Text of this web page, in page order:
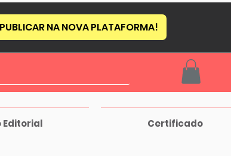
NA NOVA PLATAFORMA!
Editorial Certificado